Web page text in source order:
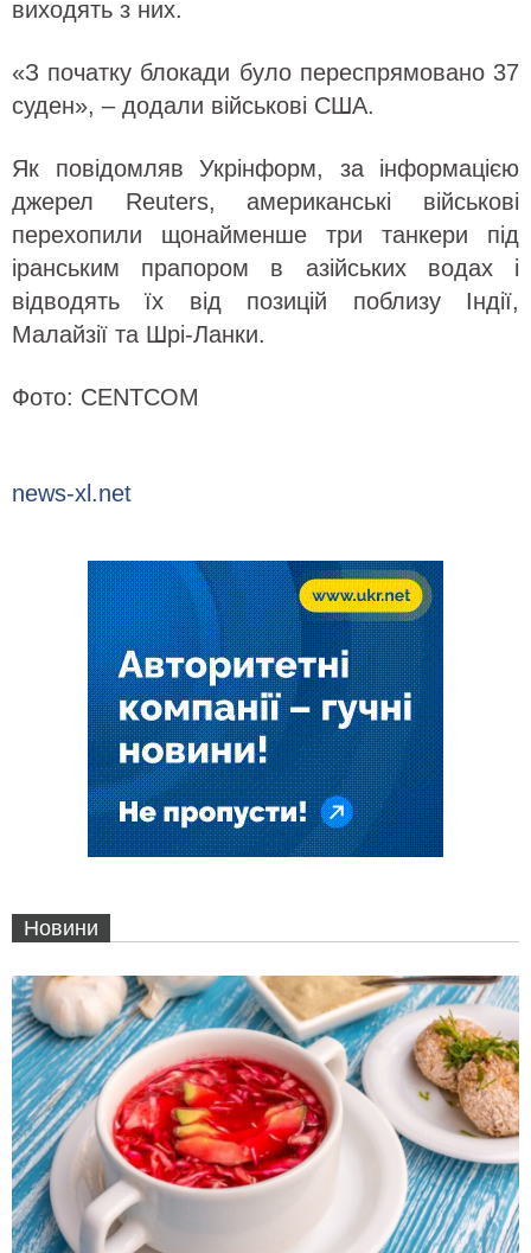
виходять з них.
«З початку блокади було переспрямовано 37
суден», – додали військові США.
Як повідомляв Укрінформ, за інформацією
джерел Reuters, американські військові
перехопили щонайменше три танкери під
іранським прапором в азійських водах і
відводять їх від позицій поблизу Індії,
Малайзії та Шрі-Ланки.
Фото: CENTCOM
news-xl.net
Новини